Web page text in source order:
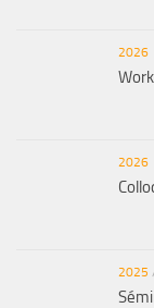
2026
2026
2025